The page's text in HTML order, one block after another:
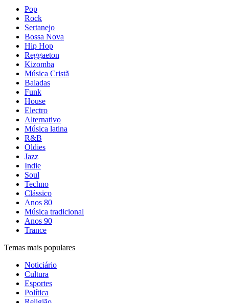
Pop
Rock
Sertanejo
Bossa Nova
Hip Hop
Reggaeton
Kizomba
Música Cristã
Baladas
Funk
House
Electro
Alternativo
Música latina
R&B
Oldies
Jazz
Indie
Soul
Techno
Clássico
Anos 80
Música tradicional
Anos 90
Trance
Temas mais populares
Noticiário
Cultura
Esportes
Política